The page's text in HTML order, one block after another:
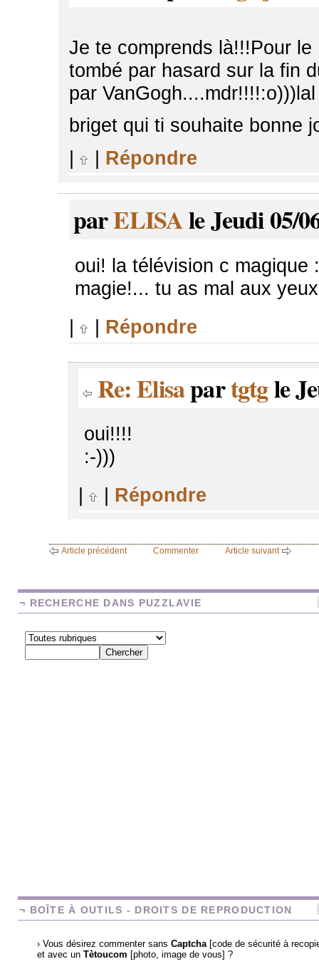
Je te comprends là!!!Pour
tombé par hasard sur la fin
par
briget qui ti souhaite bonne
Répondre
parELISAle Jeudi 05/
oui! la télévision c magique
magie!... tu as mal aux
Répondre
Re: Elisapartgtgle
oui!!!!
:-)))
Répondre
Article précédent Commenter Article suivant
¬ RECHERCHE DANS PUZZLAVIE
¬ BOÎTE À OUTILS - DROITS DE REPRODUCTION
› Vous désirez commenter sans Captcha[code de sécurité à
et avec un Tètoucom [photo, image de vous] ?